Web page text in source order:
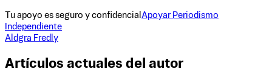
Tu apoyo es seguro y confidencial Apoyar Periodismo
Independiente
Aldgra Fredly
Artículos actuales del autor